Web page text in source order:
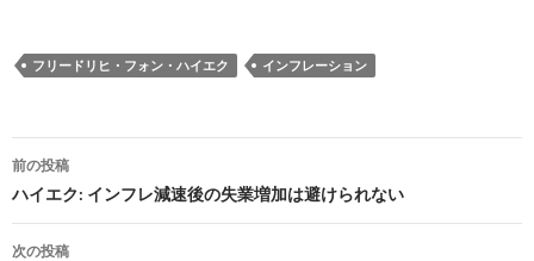
フリードリヒ・フォン・ハイエク インフレーション
投
稿
ナ
前の投稿
ハイエク: インフレ減速後の失業増加は避けられない
次の投稿